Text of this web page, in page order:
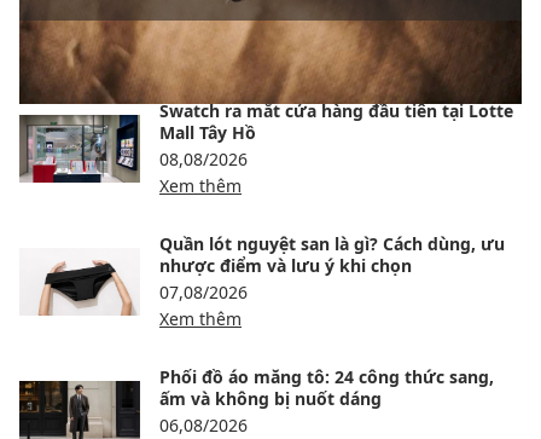
BÀI VIẾT NỔI BẬT
Swatch ra mắt cửa hàng đầu tiên tại Lotte
Mall Tây Hồ
08,08/2026
Xem thêm
Quần lót nguyệt san là gì? Cách dùng, ưu
nhược điểm và lưu ý khi chọn
07,08/2026
Xem thêm
Phối đồ áo măng tô: 24 công thức sang,
ấm và không bị nuốt dáng
06,08/2026